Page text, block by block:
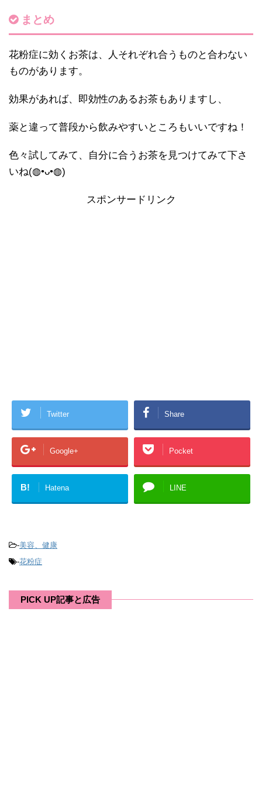
まとめ
花粉症に効くお茶は、人それぞれ合うものと合わない
ものがあります。
効果があれば、即効性のあるお茶もありますし、
薬と違って普段から飲みやすいところもいいですね！
色々試してみて、自分に合うお茶を見つけてみて下さ
いね(◍•ᴗ•◍)
スポンサードリンク
Twitter Share
Google+ Pocket
B! Hatena LINE
-美容、健康
-花粉症
PICK UP記事と広告